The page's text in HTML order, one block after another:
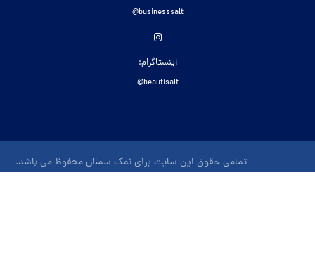
businesssalt@
اینستاگرام:
beautisalt@
تمامی حقوق این سایت برای نمک سمنان محفوظ می باشد.